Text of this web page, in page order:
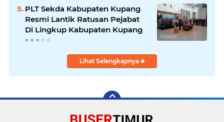
PLT Sekda Kabupaten Kupang
Resmi Lantik Ratusan Pejabat
Di Lingkup Kabupaten Kupang
Lihat Selengkapnya